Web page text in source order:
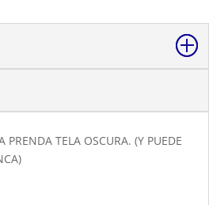
PRENDA TELA OSCURA. (Y PUEDE